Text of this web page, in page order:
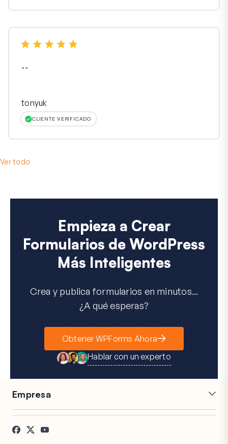
""
tonyuk
CLIENTE VERIFICADO
Ver todo
Empieza a Crear
Formularios de WordPress
Más Inteligentes
Crea y publica formularios en minutos...
¿A qué esperas?
Obtener WPForms Ahora
Hablar con un experto
Empresa
Carreras
Testimonios
Afiliados